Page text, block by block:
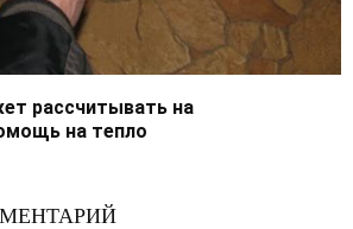
рассчитывать на
на тепло